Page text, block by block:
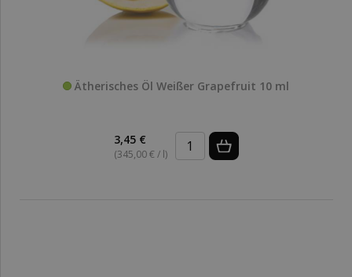
Ätherisches Öl Weißer Grapefruit 10 ml
3,45 €
(345,00 € / l)